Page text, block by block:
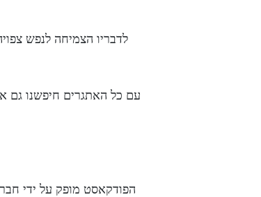
עם כל האתגרים חיפשנו גם
הפודקאסט מופק על ידי